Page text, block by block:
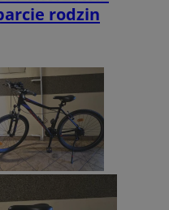
rodzin